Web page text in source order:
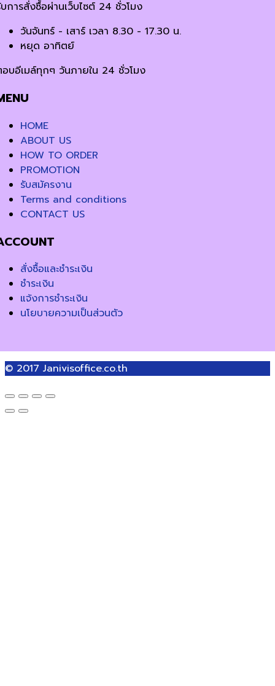
การสั่งซื้อผ่านเว็บไซต์ 24 ชั่วโมง
วันจันทร์ - เสาร์ เวลา 8.30 - 17.30 น.
หยุด อาทิตย์
บอีเมล์ทุกๆ วันภายใน 24 ชั่วโมง
HOME
ABOUT US
HOW TO ORDER
PROMOTION
รับสมัครงาน
Terms and conditions
CONTACT US
สั่งซื้อและชำระเงิน
ชำระเงิน
แจ้งการชำระเงิน
นโยบายความเป็นส่วนตัว
© 2017 Janivisoffice.co.th